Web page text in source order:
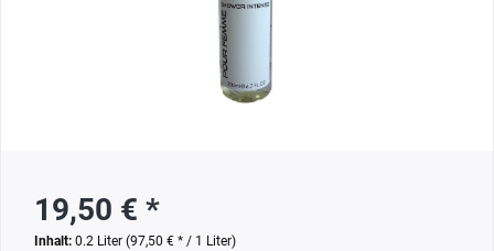
19,50 € *
Inhalt: 0.2 Liter (97,50 € * / 1 Liter)